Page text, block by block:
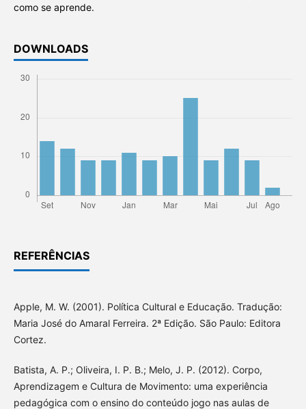
como se aprende.
DOWNLOADS
REFERÊNCIAS
Apple, M. W. (2001). Política Cultural e Educação. Tradução:
Maria José do Amaral Ferreira. 2ª Edição. São Paulo: Editora
Cortez.
Batista, A. P.; Oliveira, I. P. B.; Melo, J. P. (2012). Corpo,
Aprendizagem e Cultura de Movimento: uma experiência
pedagógica com o ensino do conteúdo jogo nas aulas de